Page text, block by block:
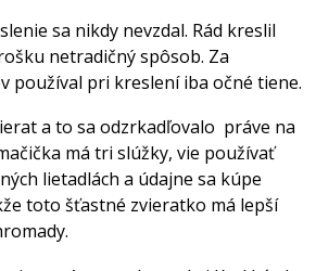
sa nikdy nevzdal. Rád kreslil
netradičný spôsob. Za
používal pri kreslení iba očné tiene.
a to sa odzrkadľovalo práve na
má tri slúžky, vie používať
lietadlách a údajne sa kúpe
toto šťastné zvieratko má lepší